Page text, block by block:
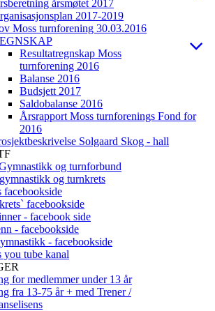
årsmøtet 2017
2017-2019
Moss turnforening 30.03.2016
Resultatregnskap Moss
turnforening 2016
Balanse 2016
Budsjett 2017
Saldobalanse 2016
Årsrapport Moss turnforenings Fond for
2016
Solgaard Skog - hall
og turnforbund
og turnkrets
facebookside
- facebook side
- facebookside
- facebookside
tube kanal
for medlemmer under 13 år
fra 13-75 år + med Trener /